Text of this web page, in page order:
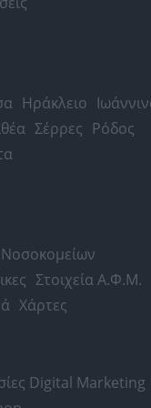
Ηράκλειο
Σέρρες Ρόδος
Στοιχεία Α.Φ.Μ.
Χάρτες
Digital Marketing